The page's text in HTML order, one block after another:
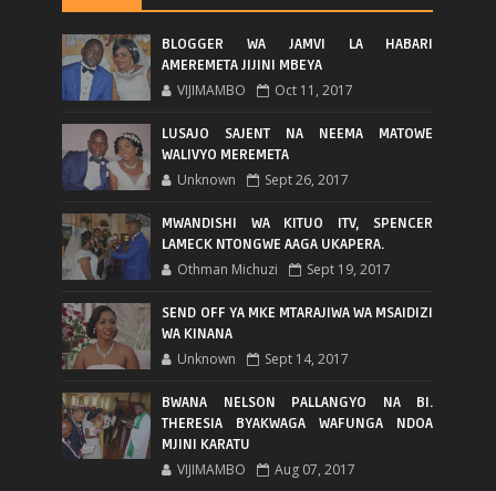
BLOGGER WA JAMVI LA HABARI
AMEREMETA JIJINI MBEYA
VIJIMAMBO Oct 11, 2017
LUSAJO SAJENT NA NEEMA MATOWE
WALIVYO MEREMETA
Unknown Sept 26, 2017
MWANDISHI WA KITUO ITV, SPENCER
LAMECK NTONGWE AAGA UKAPERA.
Othman Michuzi Sept 19, 2017
SEND OFF YA MKE MTARAJIWA WA MSAIDIZI
WA KINANA
Unknown Sept 14, 2017
BWANA NELSON PALLANGYO NA BI.
THERESIA BYAKWAGA WAFUNGA NDOA
MJINI KARATU
VIJIMAMBO Aug 07, 2017